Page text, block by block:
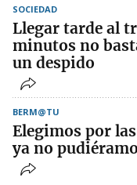
SOCIEDAD
Llegar tarde al
minutos no
un despido
BERM@TU
Elegimos por
ya no